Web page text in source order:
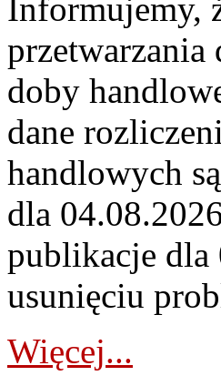
Informujemy,
przetwarzania
doby
dane
handlowych
dla
publikacje dla
usunięciu
Więcej...